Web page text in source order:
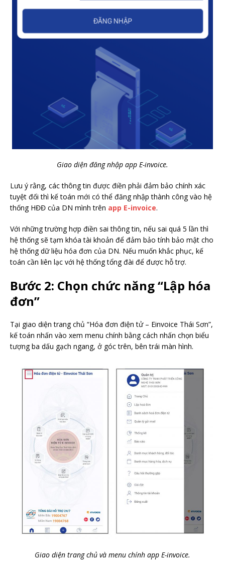
Giao diện đăng nhập app E-invoice.
Lưu ý rằng, các thông tin được điền phải đảm bảo chính xác
tuyệt đối thì kế toán mới có thể đăng nhập thành công vào hệ
thống HĐĐ của DN mình trên app E-invoice.
Với những trường hợp điền sai thông tin, nếu sai quá 5 lần thì
hệ thống sẽ tạm khóa tài khoản để đảm bảo tính bảo mật cho
hệ thống dữ liệu hóa đơn của DN. Nếu muốn khắc phục, kế
toán cần liên lạc với hệ thống tổng đài để được hỗ trợ.
Bước 2: Chọn chức năng “Lập hóa
đơn”
Tại giao diện trang chủ “Hóa đơn điện tử – Einvoice Thái Sơn”,
kế toán nhấn vào xem menu chính bằng cách nhấn chọn biểu
tượng ba dấu gạch ngang, ở góc trên, bên trái màn hình.
Giao diện trang chủ và menu chính app E-invoice.